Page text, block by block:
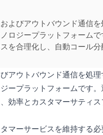
よびアウトバウンド通信
ロジープラットフォーム
を合理化し、自動コール
アウトバウンド通信を処
ープラットフォームです
効率とカスタマーサティ
マーサービスを維持する